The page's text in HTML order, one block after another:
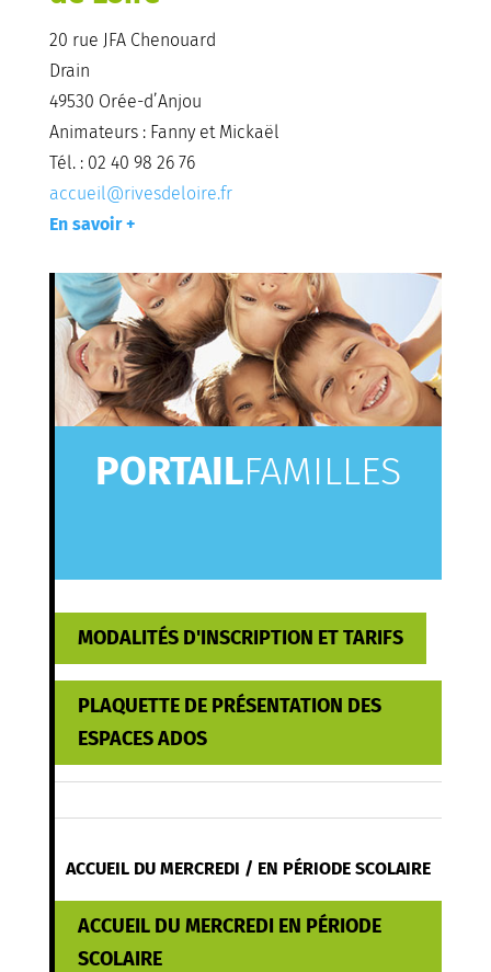
20 rue JFA Chenouard
Drain
49530 Orée-d’Anjou
Animateurs : Fanny et Mickaël
Tél. : 02 40 98 26 76
accueil@rivesdeloire.fr
En savoir +
PORTAILFAMILLES
MODALITÉS D'INSCRIPTION ET TARIFS
PLAQUETTE DE PRÉSENTATION DES
ESPACES ADOS
ACCUEIL DU MERCREDI / EN PÉRIODE SCOLAIRE
ACCUEIL DU MERCREDI EN PÉRIODE
SCOLAIRE